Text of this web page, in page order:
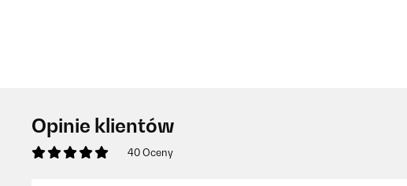
Opinie klientów
40 Oceny